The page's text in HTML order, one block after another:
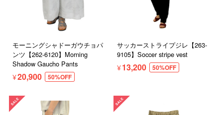
モーニングシャドーガウチョパ
ンツ【262-6120】Morning
Shadow Gaucho Pants
¥20,900 50%OFF
サッカーストライプジレ【263-
9105】Soccer stripe vest
¥13,200 50%OFF